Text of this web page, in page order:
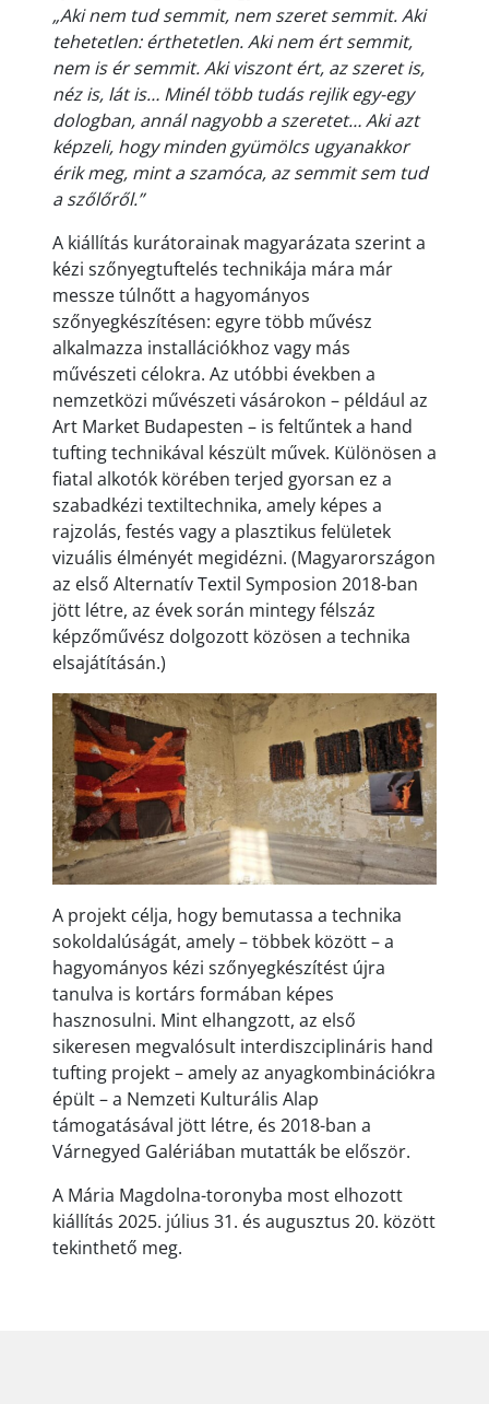
„Aki nem tud semmit, nem szeret semmit. Aki
tehetetlen: érthetetlen. Aki nem ért semmit,
nem is ér semmit. Aki viszont ért, az szeret is,
néz is, lát is… Minél több tudás rejlik egy-egy
dologban, annál nagyobb a szeretet… Aki azt
képzeli, hogy minden gyümölcs ugyanakkor
érik meg, mint a szamóca, az semmit sem tud
a szőlőről.”
A kiállítás kurátorainak magyarázata szerint a
kézi szőnyegtuftelés technikája mára már
messze túlnőtt a hagyományos
szőnyegkészítésen: egyre több művész
alkalmazza installációkhoz vagy más
művészeti célokra. Az utóbbi években a
nemzetközi művészeti vásárokon – például az
Art Market Budapesten – is feltűntek a hand
tufting technikával készült művek. Különösen a
fiatal alkotók körében terjed gyorsan ez a
szabadkézi textiltechnika, amely képes a
rajzolás, festés vagy a plasztikus felületek
vizuális élményét megidézni. (Magyarországon
az első Alternatív Textil Symposion 2018-ban
jött létre, az évek során mintegy félszáz
képzőművész dolgozott közösen a technika
elsajátításán.)
A projekt célja, hogy bemutassa a technika
sokoldalúságát, amely – többek között – a
hagyományos kézi szőnyegkészítést újra
tanulva is kortárs formában képes
hasznosulni. Mint elhangzott, az első
sikeresen megvalósult interdiszciplináris hand
tufting projekt – amely az anyagkombinációkra
épült – a Nemzeti Kulturális Alap
támogatásával jött létre, és 2018-ban a
Várnegyed Galériában mutatták be először.
A Mária Magdolna-toronyba most elhozott
kiállítás 2025. július 31. és augusztus 20. között
tekinthető meg.